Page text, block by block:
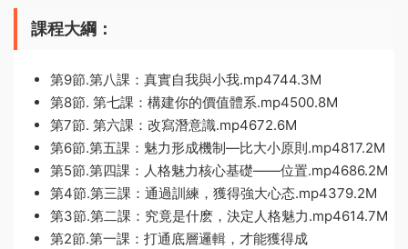
課程大綱：
第9節.第八課：真實自我與小我.mp4744.3M
第8節. 第七課：構建你的價值體系.mp4500.8M
第7節. 第六課：改寫潛意識.mp4672.6M
第6節.第五課：魅力形成機制—比大小原則.mp4817.2M
第5節.第四課：人格魅力核心基礎——位置.mp4686.2M
第4節.第三課：通過訓練，獲得強大心态.mp4379.2M
第3節.第二課：究竟是什麽，決定人格魅力.mp4614.7M
第2節.第一課：打通底層邏輯，才能獲得成